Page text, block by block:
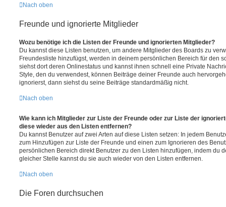
Nach oben
Freunde und ignorierte Mitglieder
Wozu benötige ich die Listen der Freunde und ignorierten Mitglieder?
Du kannst diese Listen benutzen, um andere Mitglieder des Boards zu
Freundesliste hinzufügst, werden in deinem persönlichen Bereich für den
siehst dort deren Onlinestatus und kannst ihnen schnell eine Private
Style, den du verwendest, können Beiträge deiner Freunde auch
ignorierst, dann siehst du seine Beiträge standardmäßig nicht.
Nach oben
Wie kann ich Mitglieder zur Liste der Freunde oder zur Liste der
diese wieder aus den Listen entfernen?
Du kannst Benutzer auf zwei Arten auf diese Listen setzen: In jedem
zum Hinzufügen zur Liste der Freunde und einen zum Ignorieren des
persönlichen Bereich direkt Benutzer zu den Listen hinzufügen, indem du
gleicher Stelle kannst du sie auch wieder von den Listen entfernen.
Nach oben
Die Foren durchsuchen